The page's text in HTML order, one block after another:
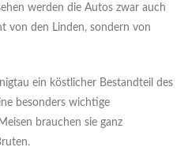
werden die Autos zwar auch
von den Linden, sondern von
ein köstlicher Bestandteil des
besonders wichtige
brauchen sie ganz